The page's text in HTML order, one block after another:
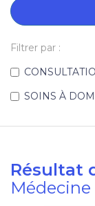
Filtrer par :
SOINS À
Résultat